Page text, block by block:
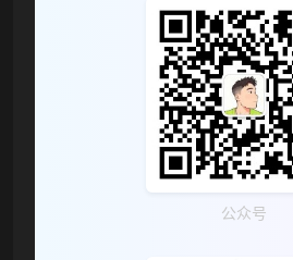
公众号